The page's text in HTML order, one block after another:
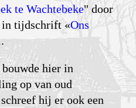
te Wachtebeke" door
in tijdschrift «Ons
hier in
op van oud
hij er ook een